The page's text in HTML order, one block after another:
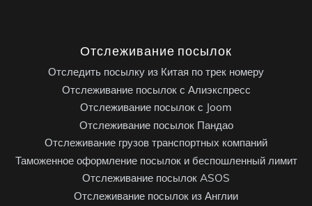
Отслеживание посылок
Отследить посылку из Китая по трек номеру
Отслеживание посылок с Алиэкспресс
Отслеживание посылок с Joom
Отслеживание посылок Пандао
Отслеживание грузов транспортных компаний
Таможенное оформление посылок и беспошленный лимит
Отслеживание посылок ASOS
Отслеживание посылок из Англии